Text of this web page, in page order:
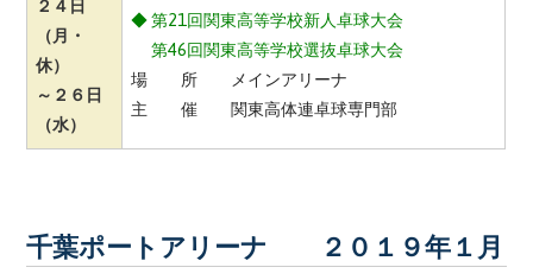
２４日
（月・
休）
～２６日
（水）
◆ 第21回関東高等学校新人卓球大会
第46回関東高等学校選抜卓球大会
場 所 メインアリーナ
主 催 関東高体連卓球専門部
千葉ポートアリーナ ２０１９年１月